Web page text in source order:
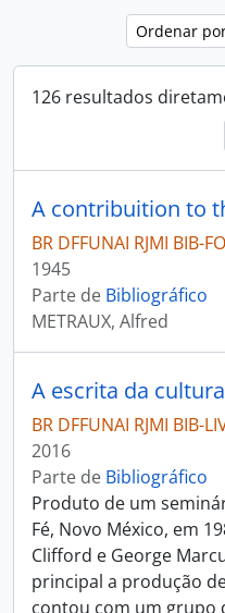
Ordenar
126 resultados
BR DFFUNAI RJMI BIB-
1945
Parte de Bibliográfico
METRAUX, Alfred
BR DFFUNAI RJMI BIB-
2016
Parte de Bibliográfico
Produto de um
Fé, Novo México, em
Clifford e George
principal a produção
contou com um grupo